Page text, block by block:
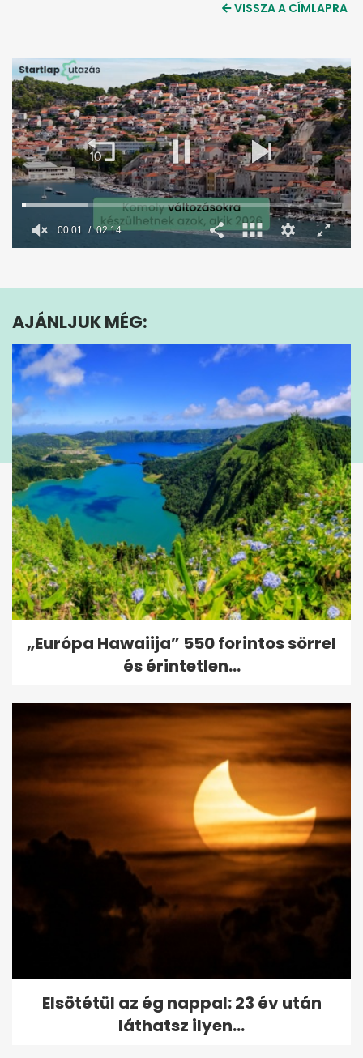
VISSZA A CÍMLAPRA
2
14
seconds
00:02 02:14
AJÁNLJUK MÉG:
„Európa Hawaiija” 550 forintos sörrel
és érintetlen...
Elsötétül az ég nappal: 23 év után
láthatsz ilyen...